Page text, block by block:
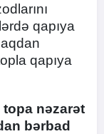
qapıya
qapıya
nəzarət
bərbad